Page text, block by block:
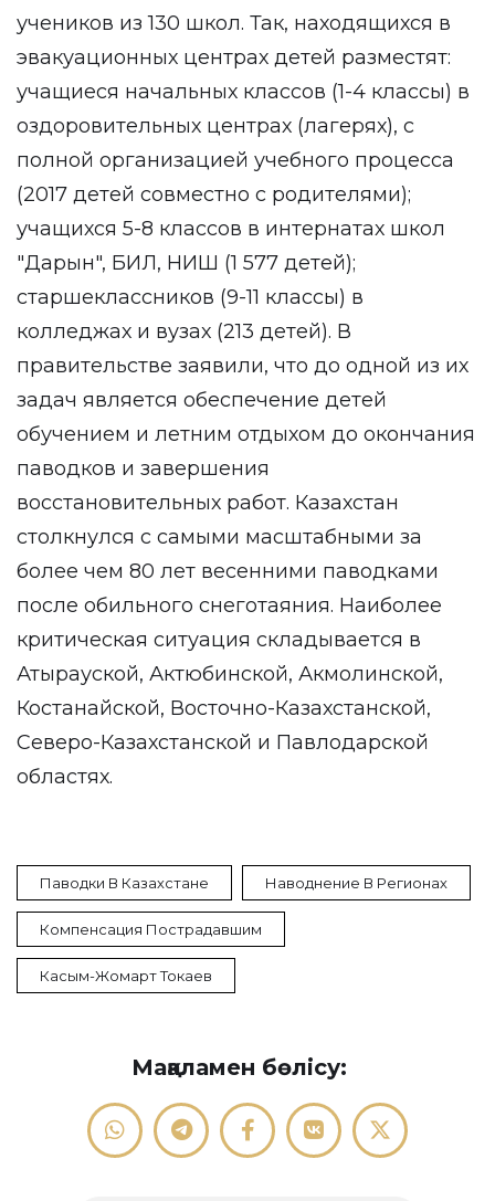
учеников из 130 школ. Так, находящихся в
эвакуационных центрах детей разместят:
учащиеся начальных классов (1-4 классы) в
оздоровительных центрах (лагерях), с
полной организацией учебного процесса
(2017 детей совместно с родителями);
учащихся 5-8 классов в интернатах школ
"Дарын", БИЛ, НИШ (1 577 детей);
старшеклассников (9-11 классы) в
колледжах и вузах (213 детей). В
правительстве заявили, что до одной из их
задач является обеспечение детей
обучением и летним отдыхом до окончания
паводков и завершения
восстановительных работ. Казахстан
столкнулся с самыми масштабными за
более чем 80 лет весенними паводками
после обильного снеготаяния. Наиболее
критическая ситуация складывается в
Атырауской, Актюбинской, Акмолинской,
Костанайской, Восточно-Казахстанской,
Северо-Казахстанской и Павлодарской
областях.
Паводки В Казахстане Наводнение В Регионах
Компенсация Пострадавшим
Касым-Жомарт Токаев
Мақаламен бөлісу: